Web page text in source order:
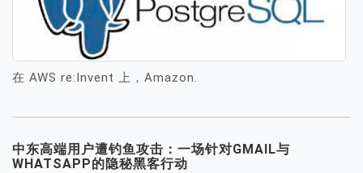
在 AWS re:Invent 上，Amazon.
中东高端用户遭钓鱼攻击：一场针对GMAIL与
WHATSAPP的隐秘黑客行动